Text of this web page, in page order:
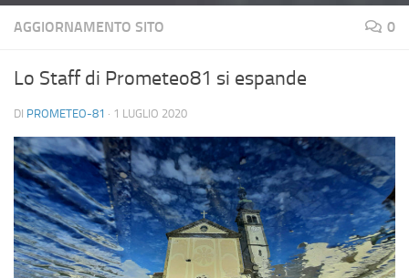
AGGIORNAMENTO SITO 0
Lo Staff di Prometeo81 si espande
DI PROMETEO-81 · 1 LUGLIO 2020